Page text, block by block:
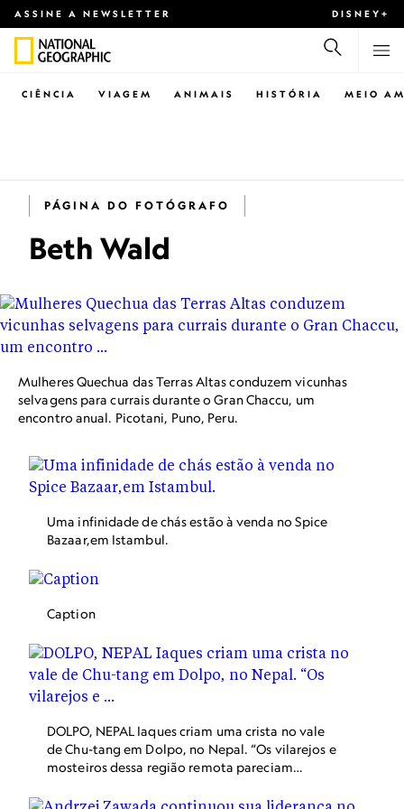
ASSINE A NEWSLETTER DISNEY+
CIÊNCIA VIAGEM ANIMAIS HISTÓRIA MEIO
PÁGINA DO FOTÓGRAFO
Beth Wald
Mulheres Quechua das Terras Altas conduzem vicunhas
selvagens para currais durante o Gran Chaccu, um
encontro anual. Picotani, Puno, Peru.
Uma infinidade de chás estão à venda no Spice
Bazaar,em Istambul.
Caption
DOLPO, NEPAL Iaques criam uma crista no vale
de Chu-tang em Dolpo, no Nepal. “Os vilarejos e
mosteiros dessa região remota pareciam
“Santuários budistas e enormes pilhas de pedras